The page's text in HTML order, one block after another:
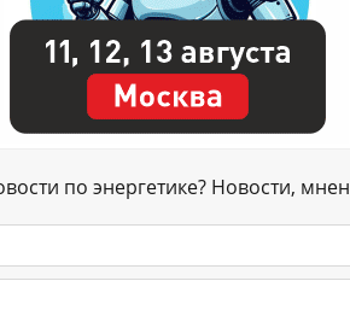
по энергетике? Новости,